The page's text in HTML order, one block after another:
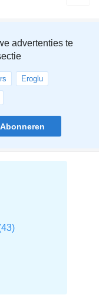
advertenties te
Eroglu
Abonneren